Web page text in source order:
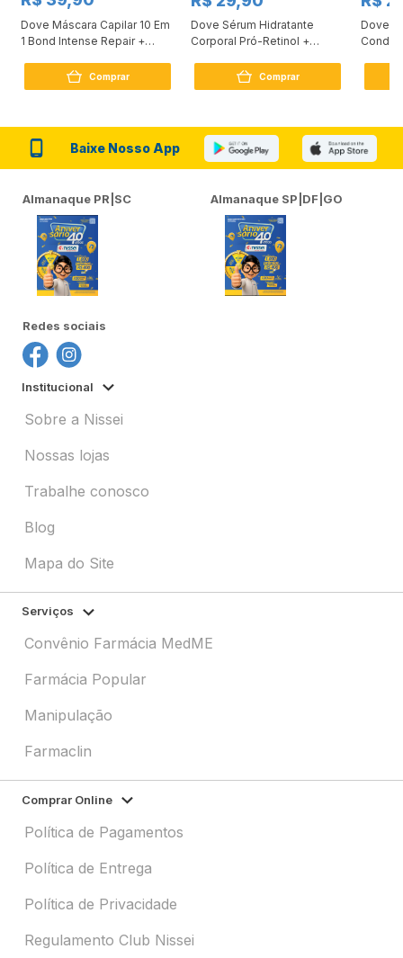
Dove Máscara Capilar 10 Em
1 Bond Intense Repair +
Comprar
Dove Sérum Hidratante
Corporal Pró-Retinol +
Comprar
Dove
Baixe Nosso App
Almanaque PR|SC Almanaque SP|DF|GO
Redes sociais
Institucional
Sobre a Nissei
Nossas lojas
Trabalhe conosco
Blog
Mapa do Site
Serviços
Convênio Farmácia MedME
Farmácia Popular
Manipulação
Farmaclin
Comprar Online
Política de Pagamentos
Política de Entrega
Política de Privacidade
Regulamento Club Nissei